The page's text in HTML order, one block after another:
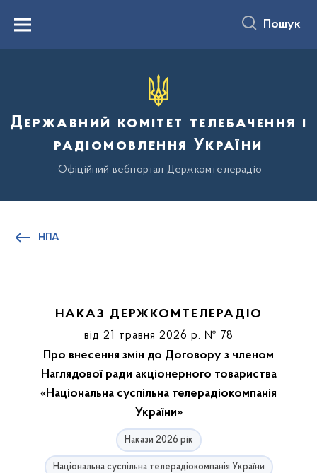
вмістуMenu Пошук
Державний комітет телебачення і
радіомовлення України
Офіційний вебпортал Держкомтелерадіо
НПА
НАКАЗ ДЕРЖКОМТЕЛЕРАДІО
від 21 травня 2026 р. № 78
Про внесення змін до Договору з членом
Наглядової ради акціонерного товариства
«Національна суспільна телерадіокомпанія
України»
Накази 2026 рік
Національна суспільна телерадіокомпанія України